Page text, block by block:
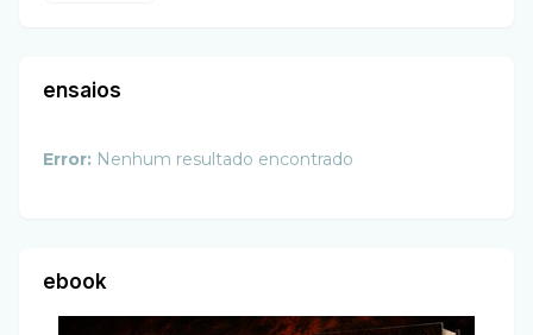
ensaios
Error: Nenhum resultado encontrado
ebook